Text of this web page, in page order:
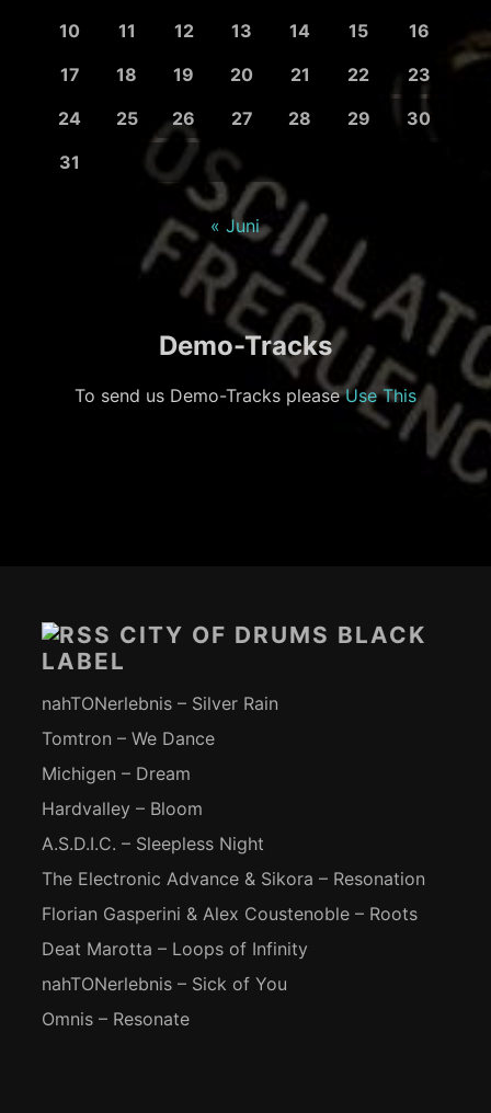
10
11 12 13 14 15
16
17
18 19 20 21 22
23
24
25 26 27 28 29
30
31
« Juni
Demo-Tracks
To send us Demo-Tracks pleaseUse This
CITY OF DRUMS BLACK
LABEL
nahTONerlebnis – Silver Rain
Tomtron – We Dance
Michigen – Dream
Hardvalley – Bloom
A.S.D.I.C. – Sleepless Night
The Electronic Advance & Sikora – Resonation
Florian Gasperini & Alex Coustenoble – Roots
Deat Marotta – Loops of Infinity
nahTONerlebnis – Sick of You
Omnis – Resonate